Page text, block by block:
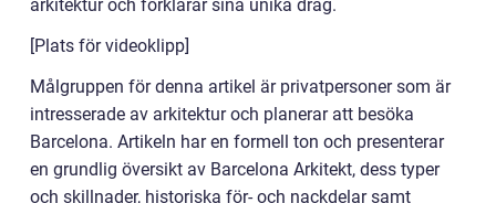
arkitektur och förklarar sina unika drag.
[Plats för videoklipp]
Målgruppen för denna artikel är privatpersoner som är
intresserade av arkitektur och planerar att besöka
Barcelona. Artikeln har en formell ton och presenterar
en grundlig översikt av Barcelona Arkitekt, dess typer
och skillnader, historiska för- och nackdelar samt